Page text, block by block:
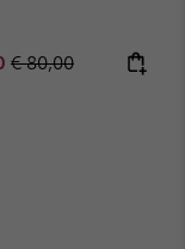
Regular price:
€ 80,00